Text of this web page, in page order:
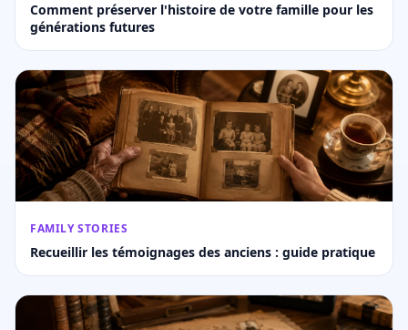
Comment préserver l'histoire de votre famille pour les
générations futures
FAMILY STORIES
Recueillir les témoignages des anciens : guide pratique